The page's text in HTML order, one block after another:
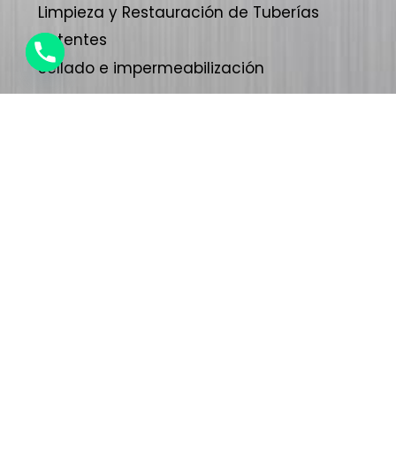
Limpieza y Restauración de Tuberías
Patentes
Sellado e impermeabilización